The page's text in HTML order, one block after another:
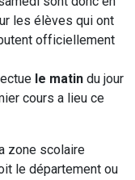
les élèves qui ont
officiellement
le matin du jour
cours a lieu ce
zone scolaire
le département ou